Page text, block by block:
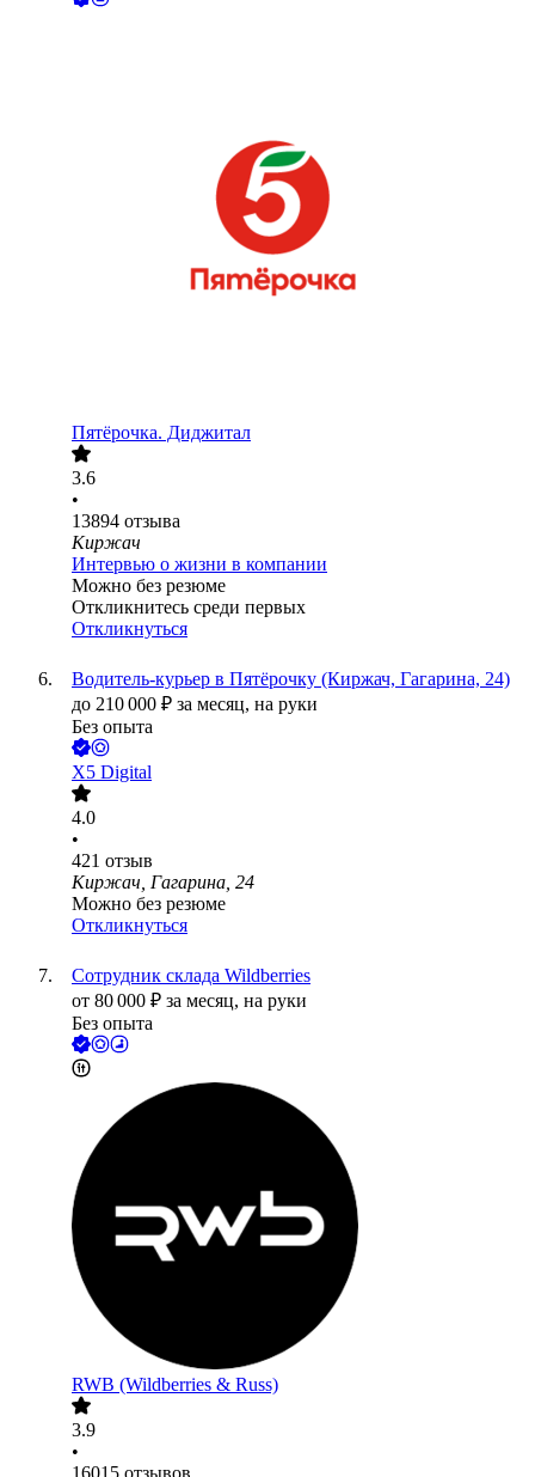
Пятёрочка. Диджитал
3.6
•
13894 отзыва
Киржач
Интервью о жизни в компании
Можно без резюме
Откликнитесь среди первых
Откликнуться
Водитель-курьер в Пятёрочку (Киржач, Гагарина, 24)
до 210 000 ₽ за месяц, на руки
Без опыта
X5 Digital
4.0
•
421 отзыв
Киржач, Гагарина, 24
Можно без резюме
Откликнуться
Сотрудник склада Wildberries
от 80 000 ₽ за месяц, на руки
Без опыта
RWB (Wildberries & Russ)
3.9
•